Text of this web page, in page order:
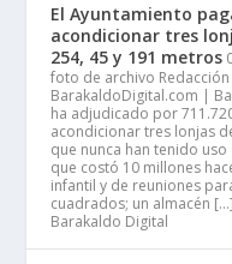
El Ayuntamiento
acondicionar tres
254, 45 y 191 metros
foto de archivo
BarakaldoDigital.com |
ha adjudicado por
acondicionar tres lonjas
que nunca han tenido
que costó 10 millones
infantil y de reuniones
cuadrados; un almacén […]
Barakaldo Digital